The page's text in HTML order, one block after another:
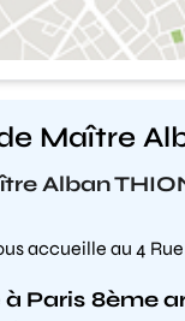
Maître
Alban
accueille au 4
Paris 8ème